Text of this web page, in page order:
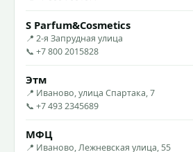
S Parfum&Cosmetics
📍 2-я Запрудная улица
📞 +7 800 2015828
Этм
📍 Иваново, улица Спартака, 7
📞 +7 493 2345689
МФЦ
📍 Иваново, Лежневская улица, 55